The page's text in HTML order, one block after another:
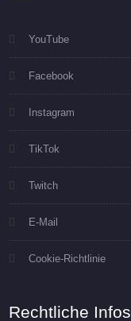
YouTube
Facebook
Instagram
TikTok
Twitch
E-Mail
Cookie-Richtlinie
Rechtliche Infos